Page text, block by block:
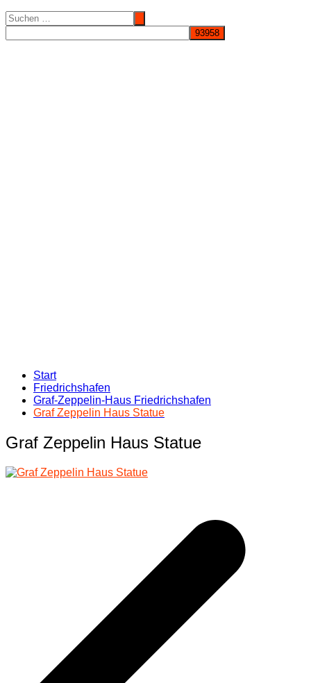
Start
Friedrichshafen
Graf-Zeppelin-Haus Friedrichshafen
Graf Zeppelin Haus Statue
Graf Zeppelin Haus Statue